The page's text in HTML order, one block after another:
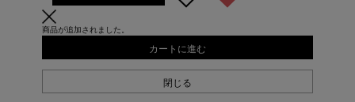
商品が追加されました。
カートに進む
閉じる